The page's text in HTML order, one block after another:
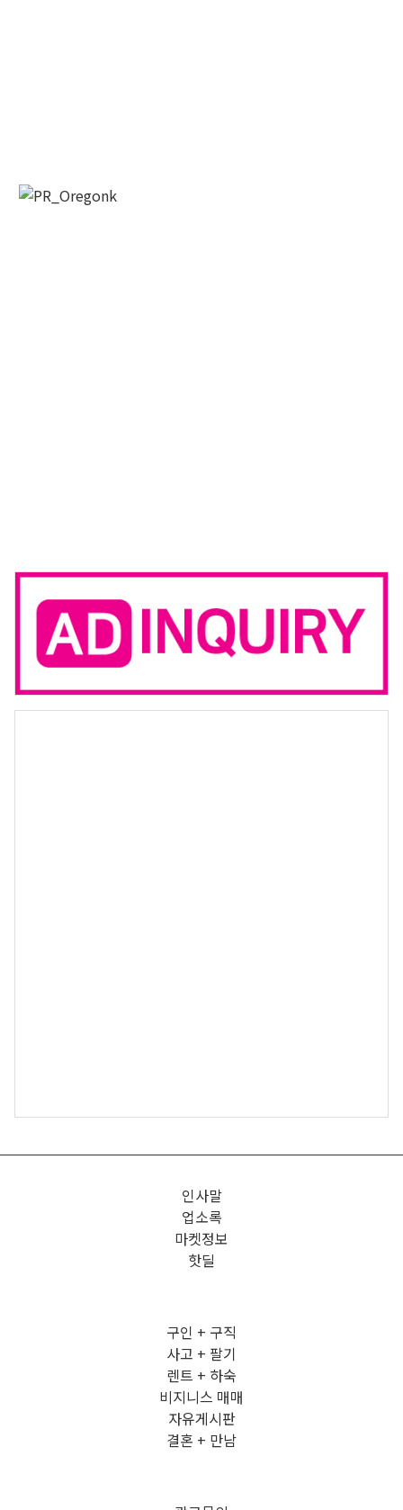
인사말
업소록
마켓정보
핫딜
구인 + 구직
사고 + 팔기
렌트 + 하숙
비지니스 매매
자유게시판
결혼 + 만남